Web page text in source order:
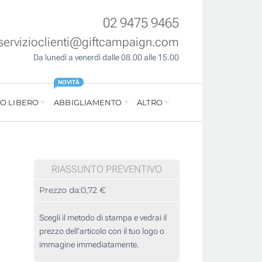
02 9475 9465
Da lunedì a venerdì dalle 08.00 alle 15.00
LIBERO ABBIGLIAMENTO
NOVITÀ
ALTRO
RIASSUNTO PREVENTIVO
Prezzo da:0,72 €
Scegli il metodo di stampa e vedrai il
prezzo dell'articolo con il tuo logo o
immagine immediatamente.